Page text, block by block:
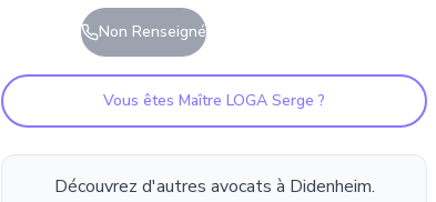
Non Renseigné
Vous êtes Maître LOGA Serge ?
Découvrez d'autres avocats à Didenheim.